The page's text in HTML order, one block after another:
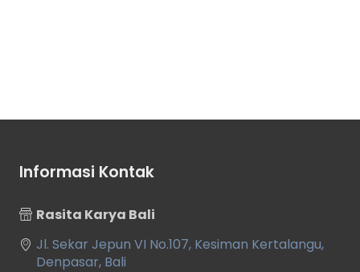
Informasi Kontak
Rasita Karya Bali
Jl. Sekar Jepun VI No.107, Kesiman Kertalangu,
Denpasar, Bali